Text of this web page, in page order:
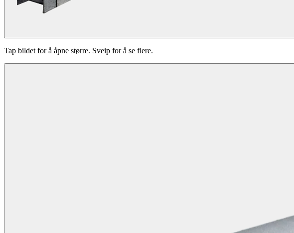
Tap bildet for å åpne større. Sveip for å se flere.